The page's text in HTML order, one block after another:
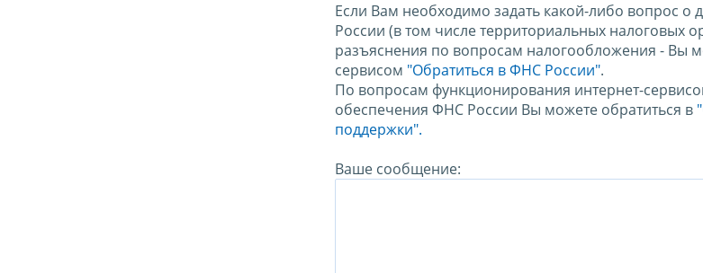
Если Вам необходимо задать какой-либо вопрос о
России (в том числе территориальных налоговых
разъяснения по вопросам налогообложения - Вы
сервисом "Обратиться в ФНС России".
По вопросам функционирования интернет-
обеспечения ФНС России Вы можете обратиться в
поддержки".
Ваше сообщение: